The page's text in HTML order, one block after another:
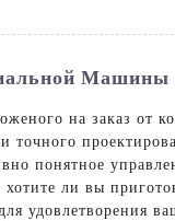
Машины
на заказ от
понятное
ли вы
удовлетворения